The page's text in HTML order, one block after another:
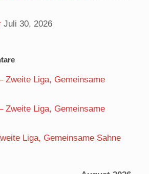
Juli 30, 2026
Zweite Liga, Gemeinsame
Zweite Liga, Gemeinsame
Liga, Gemeinsame Sahne